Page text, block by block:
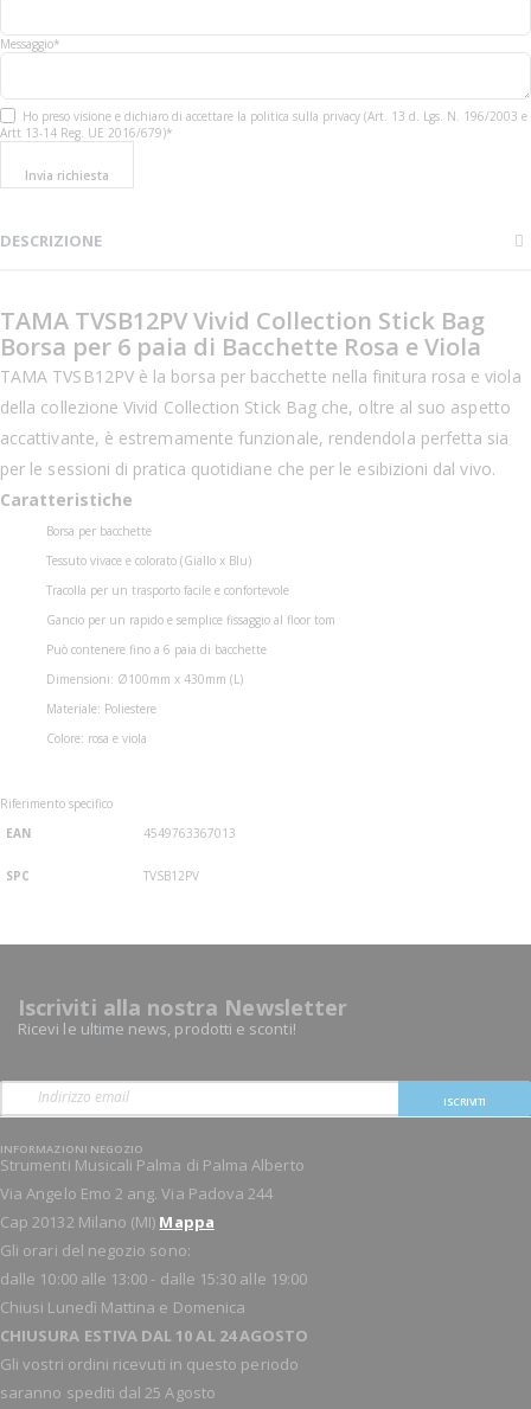
Messaggio*
Ho preso visione e dichiaro di accettare la politica sulla privacy (Art. 13 d. Lgs. N. 196/2003 e
Artt 13-14 Reg. UE 2016/679)*
Invia richiesta
DESCRIZIONE
TAMA TVSB12PV Vivid Collection Stick Bag
Borsa per 6 paia di Bacchette Rosa e Viola
TAMA TVSB12PV è la borsa per bacchette nella finitura rosa e viola
della collezione Vivid Collection Stick Bag che, oltre al suo aspetto
accattivante, è estremamente funzionale, rendendola perfetta sia
per le sessioni di pratica quotidiane che per le esibizioni dal vivo.
Caratteristiche
Borsa per bacchette
Tessuto vivace e colorato (Giallo x Blu)
Tracolla per un trasporto facile e confortevole
Gancio per un rapido e semplice fissaggio al floor tom
Può contenere fino a 6 paia di bacchette
Dimensioni: Ø100mm x 430mm (L)
Materiale: Poliestere
Colore: rosa e viola
Riferimento specifico
EAN
4549763367013
SPC TVSB12PV
Iscriviti alla nostra Newsletter
Ricevi le ultime news, prodotti e sconti!
ISCRIVITI
INFORMAZIONI NEGOZIO
Strumenti Musicali Palma di Palma Alberto
Via Angelo Emo 2 ang. Via Padova 244
Cap 20132 Milano (MI) Mappa
Gli orari del negozio sono:
dalle 10:00 alle 13:00 - dalle 15:30 alle 19:00
Chiusi Lunedì Mattina e Domenica
CHIUSURA ESTIVA DAL 10 AL 24 AGOSTO
Gli vostri ordini ricevuti in questo periodo
saranno spediti dal 25 Agosto